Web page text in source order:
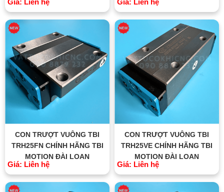
CON TRƯỢT VUÔNG TBI
TRH25FN CHÍNH HÃNG TBI
MOTION ĐÀI LOAN
Giá: Liên hệ
CON TRƯỢT VUÔNG TBI
TRH25VE CHÍNH HÃNG TBI
MOTION ĐÀI LOAN
Giá: Liên hệ